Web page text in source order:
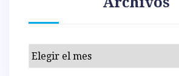
Archivos